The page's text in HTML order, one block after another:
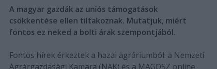
A magyar gazdák az uniós támogatások
csökkentése ellen tiltakoznak. Mutatjuk, miért
fontos ez neked a bolti árak szempontjából.
Fontos hírek érkeztek a hazai agráriumból: a Nemzeti
Agrárgazdasági Kamara (NAK) és a MAGOSZ online